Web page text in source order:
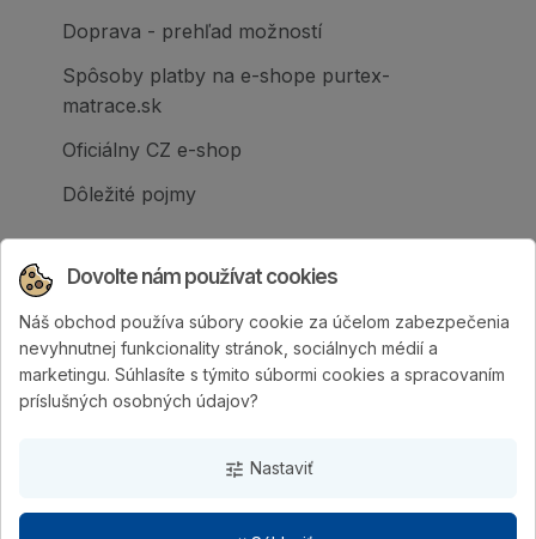
Doprava - prehľad možností
Spôsoby platby na e-shope purtex-
matrace.sk
Oficiálny CZ e-shop
Dôležité pojmy
Spoločnosť PURTEX s.r.o., založená v roku
1995, je popredným slovenským výrobcom
postelí a klinicky hodnotených matracov.
Dovolte nám používat cookies
Náš obchod používa súbory cookie za účelom zabezpečenia
nevyhnutnej funkcionality stránok, sociálnych médií a
marketingu. Súhlasíte s týmito súbormi cookies a spracovaním
príslušných osobných údajov?
tune Nastaviť